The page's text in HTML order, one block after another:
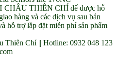
CHÂU THIÊN CHÍ để được hỗ
hàng và các dịch vụ sau bán
hỗ trợ lắp đặt miễn phí sản phẩm
Thiên Chí || Hotline: 0932 048 123